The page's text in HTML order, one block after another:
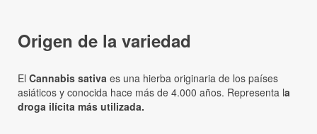
Origen de la variedad
El Cannabis sativa es una hierba originaria de los países
asiáticos y conocida hace más de 4.000 años. Representa la
droga ilícita más utilizada.